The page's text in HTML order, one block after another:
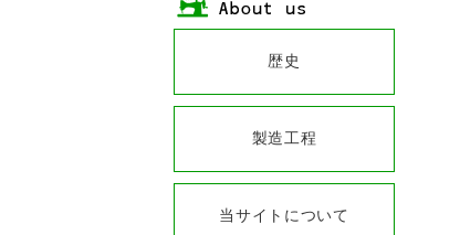
歴史
製造工程
当サイトについて